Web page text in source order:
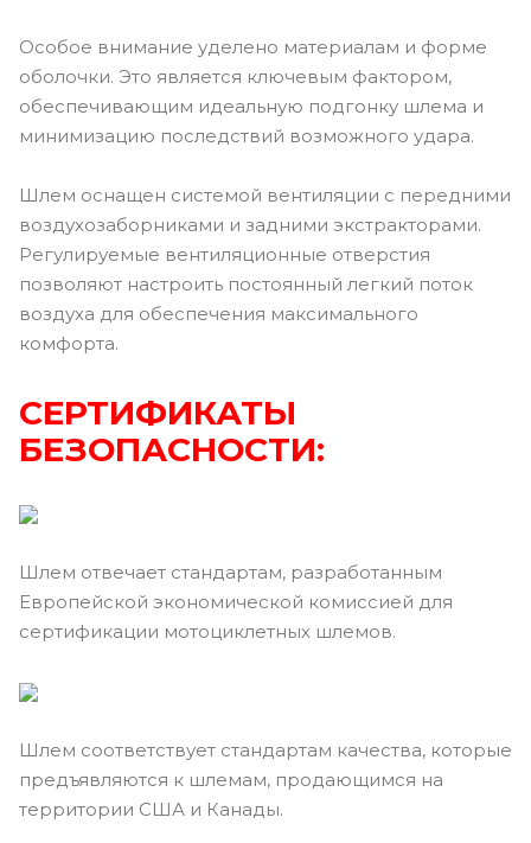
Особое внимание уделено материалам и форме
оболочки. Это является ключевым фактором,
обеспечивающим идеальную подгонку шлема и
минимизацию последствий возможного удара.
Шлем оснащен системой вентиляции с передними
воздухозаборниками и задними экстракторами.
Регулируемые вентиляционные отверстия
позволяют настроить постоянный легкий поток
воздуха для обеспечения максимального
комфорта.
СЕРТИФИКАТЫ
БЕЗОПАСНОСТИ:
Шлем отвечает стандартам, разработанным
Европейской экономической комиссией для
сертификации мотоциклетных шлемов.
Шлем соответствует стандартам качества, которые
предъявляются к шлемам, продающимся на
территории США и Канады.